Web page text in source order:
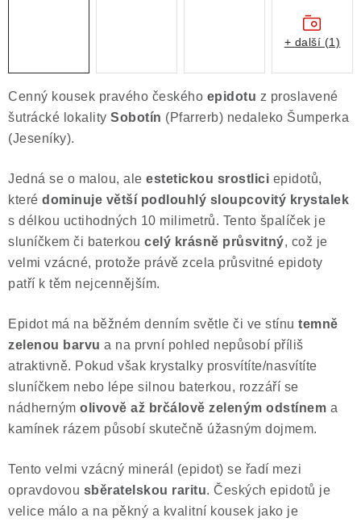
Výkup minerálů a drahých kamenů
Formulář pro uplatnění reklamace
Poučení o právu na odstoupení od smlouvy
Cenný kousek pravého českého epidotu z proslavené
šutrácké lokality Sobotín (Pfarrerb) nedaleko Šumperka
(Jeseníky).
Jedná se o malou, ale estetickou srostlici epidotů,
které dominuje větší podlouhlý sloupcovitý krystalek
s délkou uctihodných 10 milimetrů. Tento špalíček je
sluníčkem či baterkou celý krásně průsvitný, což je
velmi vzácné, protože právě zcela průsvitné epidoty
patří k těm nejcennějším.
Epidot má na běžném denním světle či ve stínu temně
zelenou barvu a na první pohled nepůsobí příliš
atraktivně. Pokud však krystalky prosvítíte/nasvítíte
sluníčkem nebo lépe silnou baterkou, rozzáří se
nádherným olivově až brčálově zeleným odstínem a
kamínek rázem působí skutečně úžasným dojmem.
Tento velmi vzácný minerál (epidot) se řadí mezi
opravdovou sběratelskou raritu. Českých epidotů je
velice málo a na pěkný a kvalitní kousek jako je
+ další (1)